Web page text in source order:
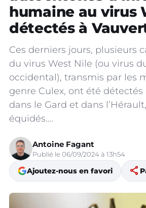
humaine au virus
détectés à
Ces derniers jours, plusieurs
du virus West Nile (ou virus
occidental), transmis par les
genre Culex, ont été détectés
dans le Gard et dans
équidés.…
Antoine Fagant
Publié le 06/09/2024 à 13h54
Ajoutez-nous en favori share